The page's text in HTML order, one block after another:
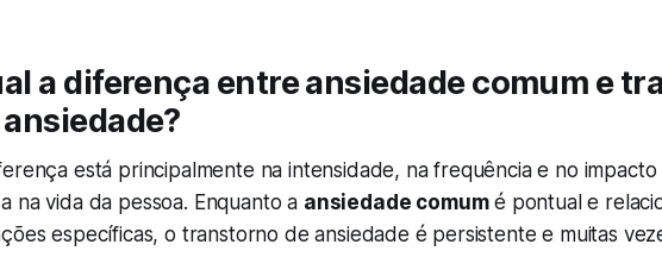
a diferença entre ansiedade comum e
está principalmente na intensidade, na frequência e no
na vida da pessoa. Enquanto a ansiedade comumé pontual e
específicas, o transtorno de ansiedade é persistente e muitas